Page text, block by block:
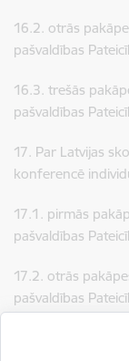
16.2. otrās
pašvaldības
16.3. trešās
pašvaldības
17. Par Latvijas
konferencē
17.1. pirmās
pašvaldības
17.2. otrās
pašvaldības